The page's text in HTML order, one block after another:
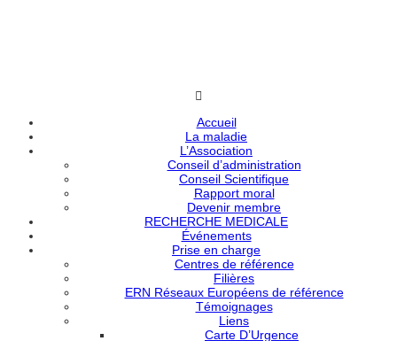
Accueil
La maladie
L’Association
Conseil d’administration
Conseil Scientifique
Rapport moral
Devenir membre
RECHERCHE MEDICALE
Événements
Prise en charge
Centres de référence
Filières
ERN Réseaux Européens de référence
Témoignages
Liens
Carte D’Urgence